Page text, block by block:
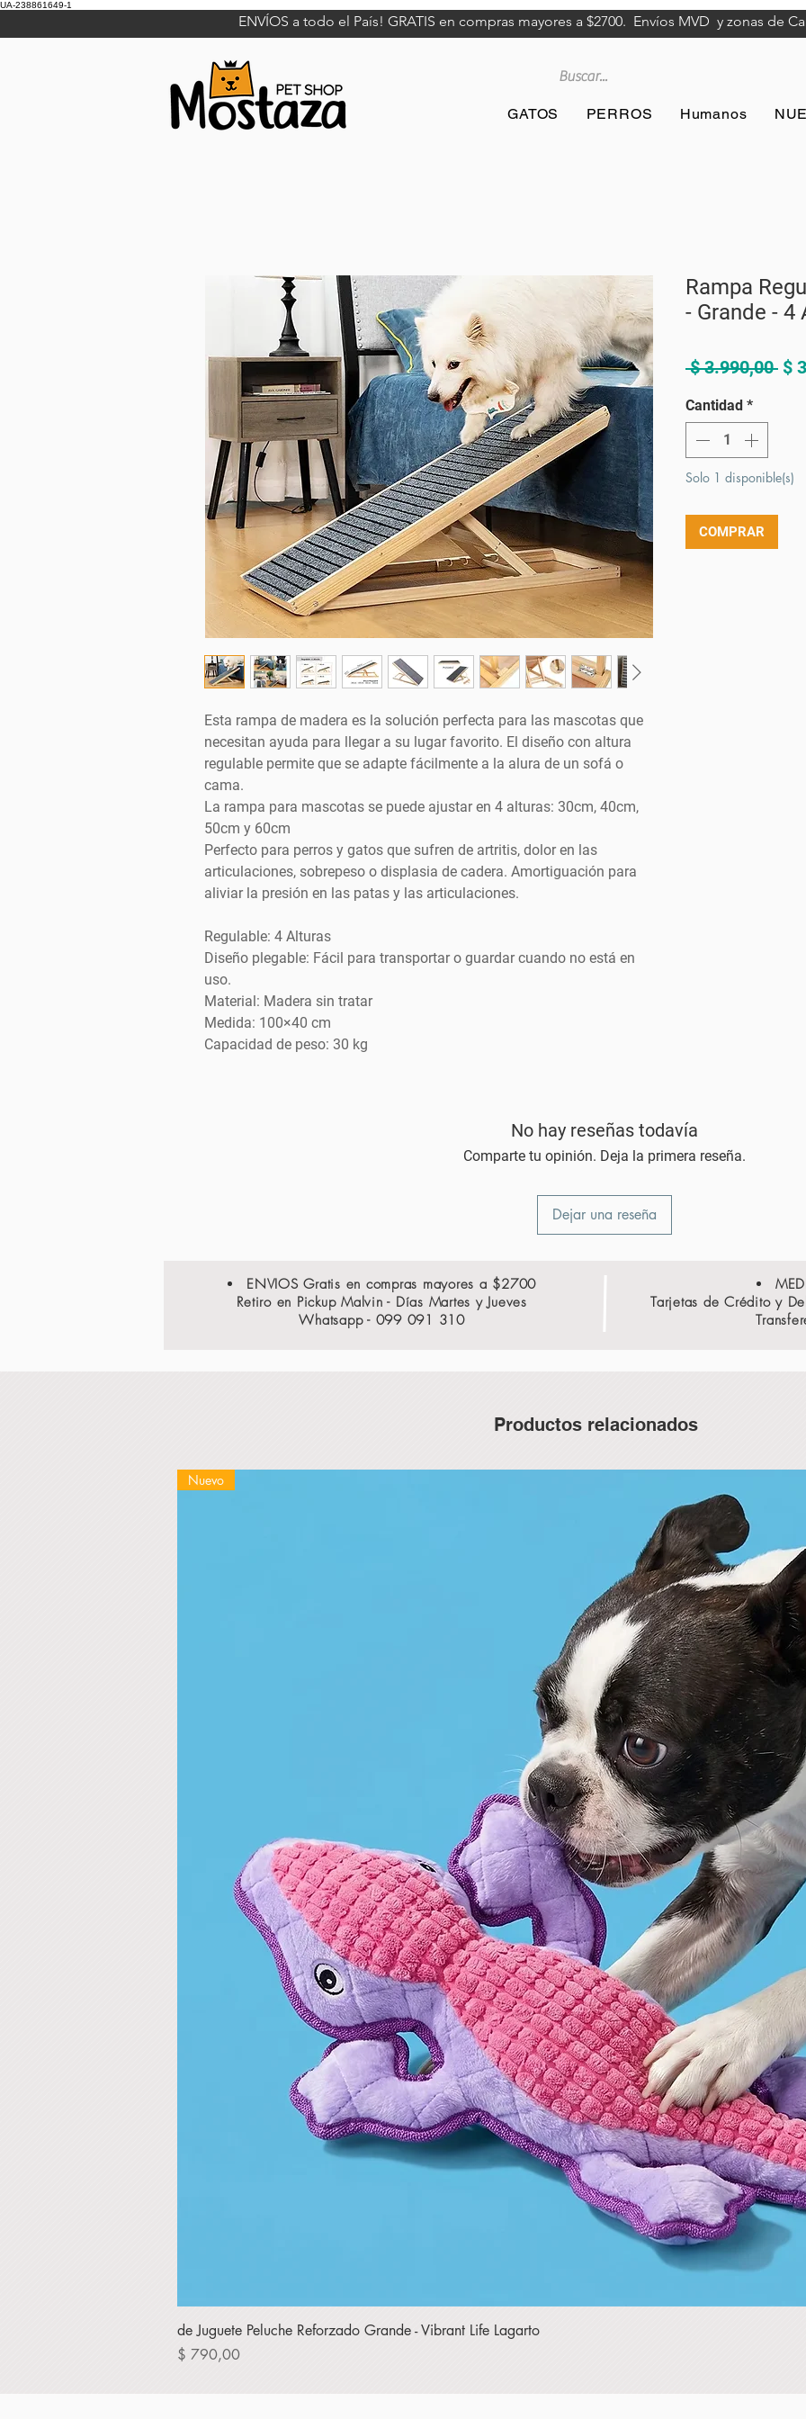
UA-238861649-1
ENVÍOS a todo el País! GRATIS en compras mayores a $2700. Envíos MVD y zonas de
GATOS PERROS Humanos
Esta rampa de madera es la solución perfecta para las mascotas que
necesitan ayuda para llegar a su lugar favorito. El diseño con altura
regulable permite que se adapte fácilmente a la alura de un sofá o
cama.
La rampa para mascotas se puede ajustar en 4 alturas: 30cm, 40cm,
50cm y 60cm
Perfecto para perros y gatos que sufren de artritis, dolor en las
articulaciones, sobrepeso o displasia de cadera. Amortiguación para
aliviar la presión en las patas y las articulaciones.
Regulable: 4 Alturas
Diseño plegable: Fácil para transportar o guardar cuando no está en
uso.
Material: Madera sin tratar
Medida: 100×40 cm
Capacidad de peso: 30 kg
Rampa
- Grande - 4
$ 3.990,00 $
Cantidad *
Solo 1 disponible(s)
COMPRAR
No hay reseñas todavía
Comparte tu opinión. Deja la primera reseña.
Dejar una reseña
ENVIOS Gratis en compras mayores a $2700
Retiro en Pickup Malvin - Días Martes y Jueves
Whatsapp - 099 091 310
Tarjetas de Crédito y
Productos relacionados
Nuevo
de Juguete Peluche Reforzado Grande - Vibrant Life Lagarto
Precio
$ 790,00